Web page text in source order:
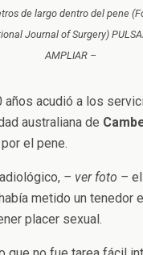
de largo dentro del pene
Journal of Surgery)
AMPLIAR –
años acudió a los
australiana de
el pene.
– ver foto –
metido un tenedor
placer sexual.